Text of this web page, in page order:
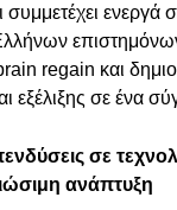
συμμετέχει ενεργά
regain και
εξέλιξης σε ένα
σε
ανάπτυξη